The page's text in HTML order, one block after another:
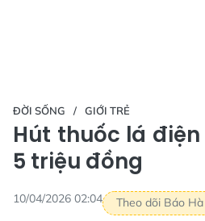
ĐỜI SỐNG GIỚI TRẺ
Hút thuốc lá
5 triệu đồng
10/04/2026 02:04 Theo dõi Báo